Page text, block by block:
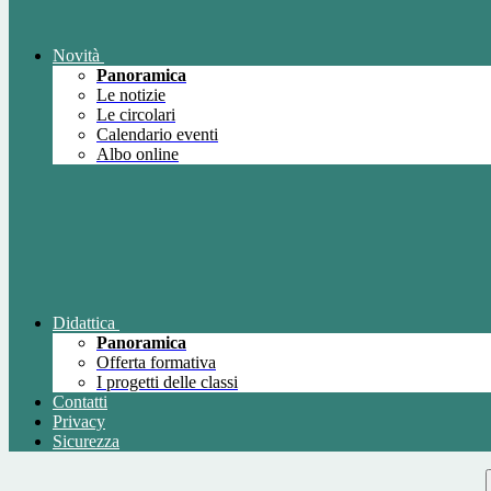
Novità
Panoramica
Le notizie
Le circolari
Calendario eventi
Albo online
Didattica
Panoramica
Offerta formativa
I progetti delle classi
Contatti
Privacy
Sicurezza